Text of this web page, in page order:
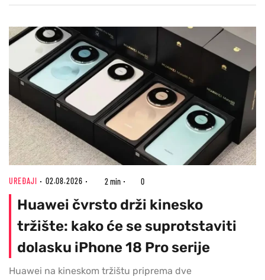
UREĐAJI 02.08.2026 2 min 0
Huawei čvrsto drži kinesko
tržište: kako će se suprotstaviti
dolasku iPhone 18 Pro serije
Huawei na kineskom tržištu priprema dve